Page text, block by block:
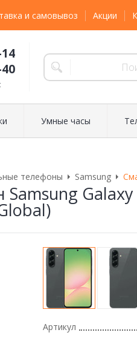
и самовывоз Акции
Умные часы
телефоны Samsung
Артикул